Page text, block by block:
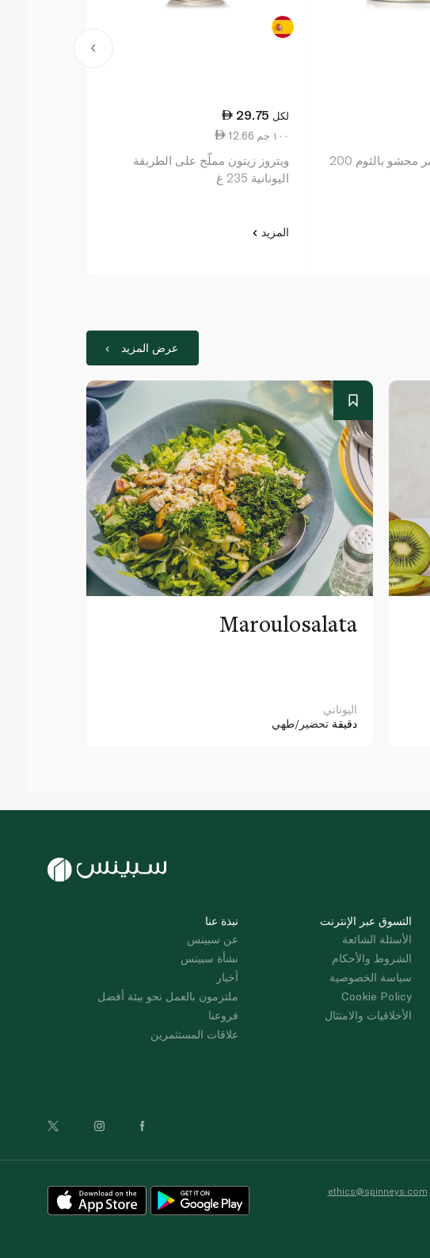
ويتروز زيتون أخضر محشو بالثوم 200
29.75 لكل
12.66 ١٠٠ جم
ويتروز زيتون مملّح على الطريقة
اليونانية 235 غ
المزيد
عرض المزيد
Maroulosalata
اليوناني
دقيقة تحضير/طهي
نبذة عنا
عن سبينس
نشأة سبينس
أخبار
ملتزمون بالعمل نحو بيئة أفضل
فروعنا
علاقات المستثمرين
التسوق عبر الإنترنت
الأسئلة الشائعة
الشروط والأحكام
سياسة الخصوصية
Cookie Policy
الأخلاقيات والامتثال
ethics@spinneys.com